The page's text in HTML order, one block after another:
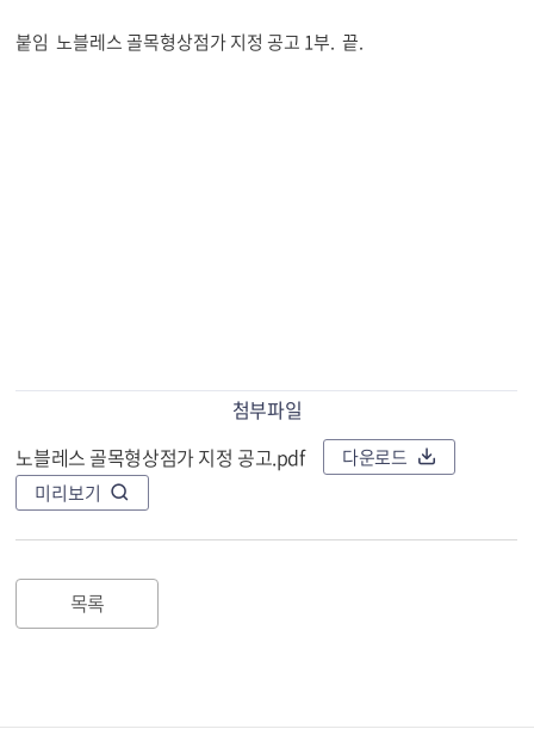
첨부파일
노블레스 골목형상점가 지정 공고.pdf
다운로드
미리보기
목록